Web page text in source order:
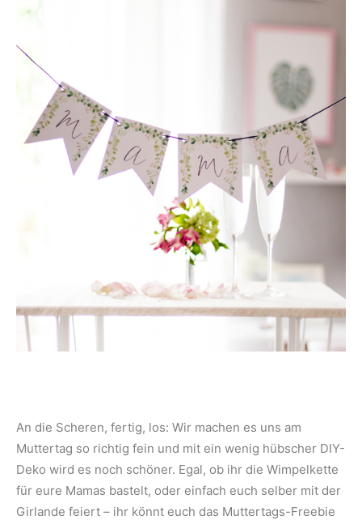
An die Scheren, fertig, los: Wir machen es uns am
Muttertag so richtig fein und mit ein wenig hübscher DIY-
Deko wird es noch schöner. Egal, ob ihr die Wimpelkette
für eure Mamas bastelt, oder einfach euch selber mit der
Girlande feiert – ihr könnt euch das Muttertags-Freebie